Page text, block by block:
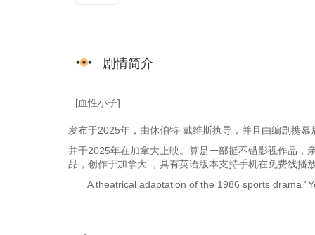
剧情简介
[血性小子]
发布于2025年，由休伯特·戴维斯执导，并且由编剧携
并于2025年在加拿大上映。算是一部挺不错影视作品，
品，创作于加拿大 ，具有英语版本支持手机在免费线播
A theatrical adaptation of the 1986 sports drama